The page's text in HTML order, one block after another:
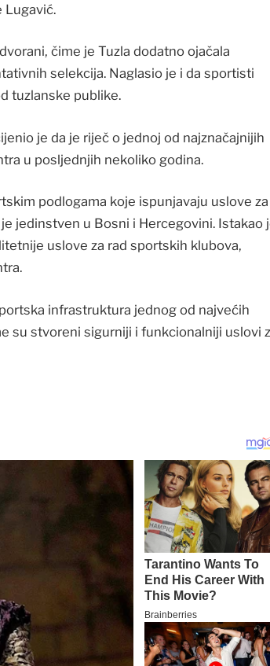
Lugavić.
čime je Tuzla dodatno ojačala
selekcija. Naglasio je i da sportisti
tuzlanske publike.
je da je riječ o jednoj od najznačajnijih
u posljednjih nekoliko godina.
podlogama koje ispunjavaju uslove za
jedinstven u Bosni i Hercegovini. Istakao
uslove za rad sportskih klubova,
infrastruktura jednog od najvećih
su stvoreni sigurniji i funkcionalniji uslovi